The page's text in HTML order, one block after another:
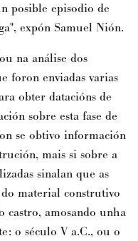
posible episodio de
expón Samuel Nión.
na análise dos
foron enviadas varias
obter datacións de
sobre esta fase de
se obtivo información
mais si sobre a
sinalan que as
material construtivo
castro, amosando unha
o século V a.C., ou o